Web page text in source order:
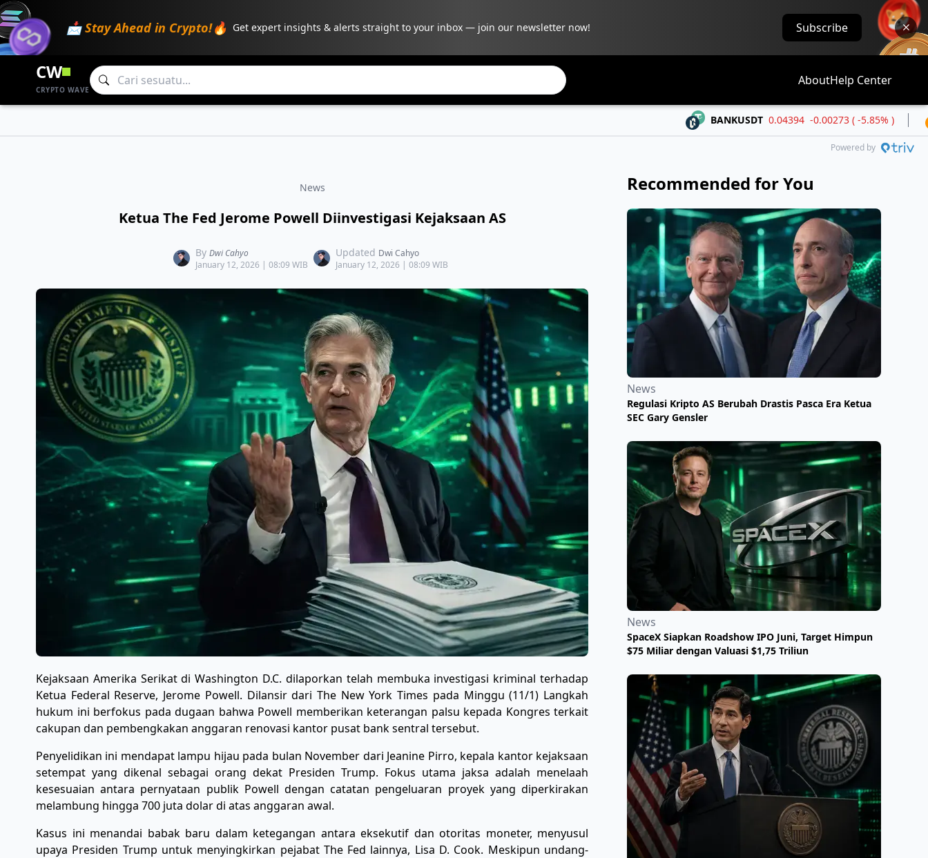
📩 Stay Ahead in Crypto!🔥 Get expert insights & alerts straight to your inbox — join our newsletter now! Subscribe
CW
CRYPTO WAVE
AboutHelp Center
BANKUSDT 0.04394 -0.00273 ( -5.85% )
Powered by
News
Ketua The Fed Jerome Powell Diinvestigasi Kejaksaan AS
By Dwi Cahyo
January 12, 2026 | 08:09 WIB
Updated Dwi Cahyo
January 12, 2026 | 08:09 WIB
​Kejaksaan Amerika Serikat di Washington D.C. dilaporkan telah membuka investigasi kriminal terhadap
Ketua Federal Reserve, Jerome Powell. Dilansir dari The New York Times pada Minggu (11/1) Langkah
hukum ini berfokus pada dugaan bahwa Powell memberikan keterangan palsu kepada Kongres terkait
cakupan dan pembengkakan anggaran renovasi kantor pusat bank sentral tersebut.
​Penyelidikan ini mendapat lampu hijau pada bulan November dari Jeanine Pirro, kepala kantor kejaksaan
setempat yang dikenal sebagai orang dekat Presiden Trump. Fokus utama jaksa adalah menelaah
kesesuaian antara pernyataan publik Powell dengan catatan pengeluaran proyek yang diperkirakan
melambung hingga 700 juta dolar di atas anggaran awal.
​Kasus ini menandai babak baru dalam ketegangan antara eksekutif dan otoritas moneter, menyusul
upaya Presiden Trump untuk menyingkirkan pejabat The Fed lainnya, Lisa D. Cook. Meskipun undang-
Recommended for You
News
Regulasi Kripto AS Berubah Drastis Pasca Era Ketua
SEC Gary Gensler
News
SpaceX Siapkan Roadshow IPO Juni, Target Himpun
$75 Miliar dengan Valuasi $1,75 Triliun